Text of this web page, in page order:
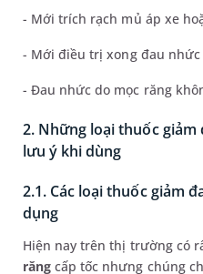
- Mới trích rạch mủ áp xe
- Mới điều trị xong đau nhức
- Đau nhức do mọc răng
2. Những loại thuốc giảm
lưu ý khi dùng
2.1. Các loại thuốc giảm
dụng
Hiện nay trên thị trường có
răngcấp tốc nhưng chúng